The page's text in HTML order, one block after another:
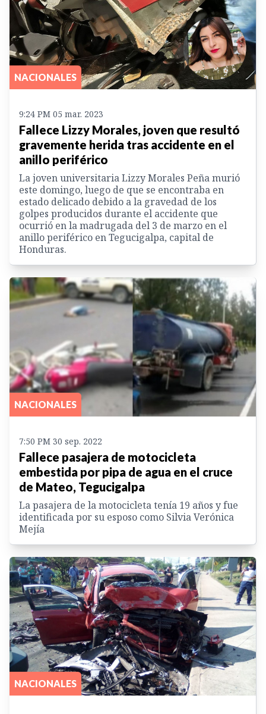
NACIONALES
9:24 PM 05 mar. 2023
Fallece Lizzy Morales, joven que resultó
gravemente herida tras accidente en el
anillo periférico
La joven universitaria Lizzy Morales Peña murió
este domingo, luego de que se encontraba en
estado delicado debido a la gravedad de los
golpes producidos durante el accidente que
ocurrió en la madrugada del 3 de marzo en el
anillo periférico en Tegucigalpa, capital de
Honduras.
NACIONALES
7:50 PM 30 sep. 2022
Fallece pasajera de motocicleta
embestida por pipa de agua en el cruce
de Mateo, Tegucigalpa
La pasajera de la motocicleta tenía 19 años y fue
identificada por su esposo como Silvia Verónica
Mejía
NACIONALES